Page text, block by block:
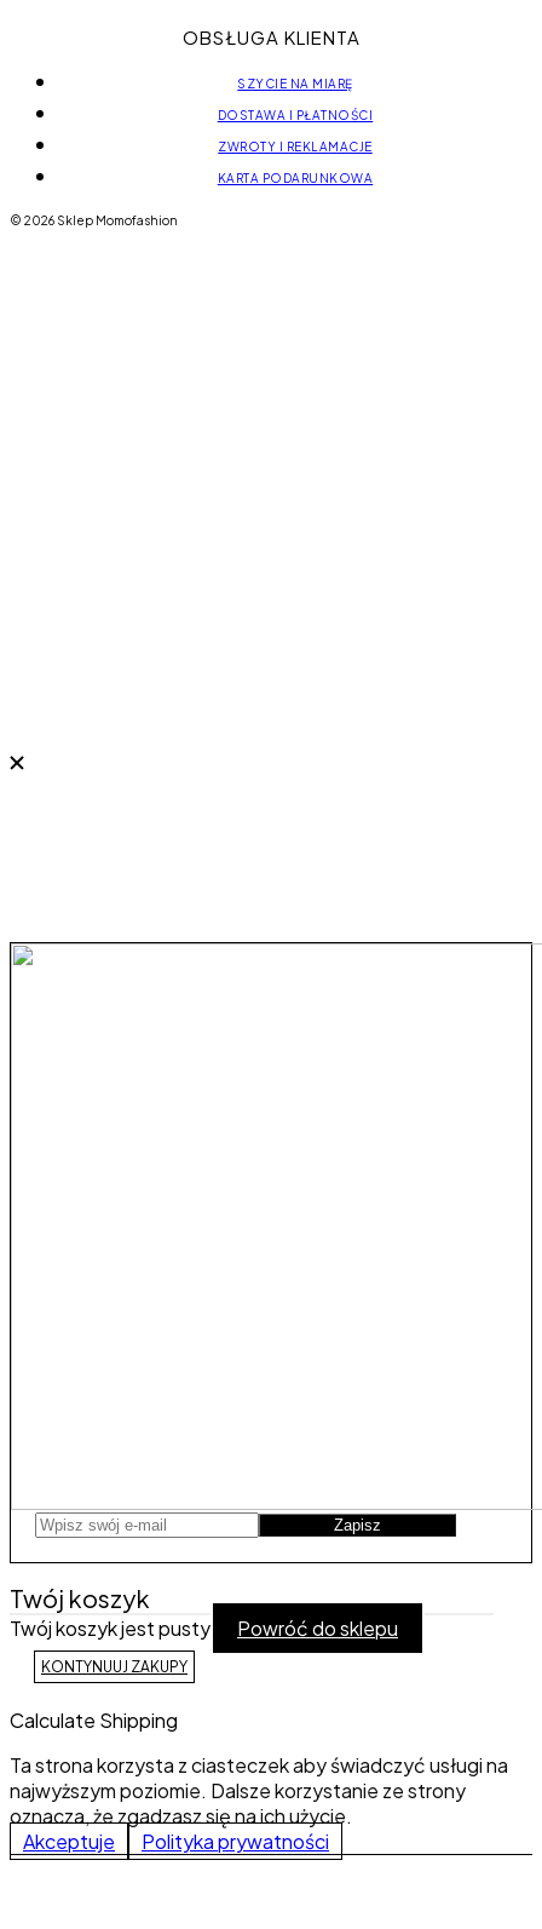
OBSŁUGA KLIENTA
SZYCIE NA MIARĘ
DOSTAWA I PŁATNOŚCI
ZWROTY I REKLAMACJE
KARTA PODARUNKOWA
© 2026 Sklep Momofashion
Zapisz
Twój koszyk
Twój koszyk jest pusty Powróć do sklepu
KONTYNUUJ ZAKUPY
Calculate Shipping
Ta strona korzysta z ciasteczek aby świadczyć usługi na
najwyższym poziomie. Dalsze korzystanie ze strony
oznacza, że zgadzasz się na ich użycie.
Akceptuje
Polityka prywatności